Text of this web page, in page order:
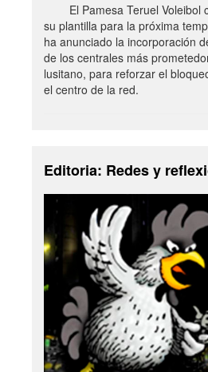
El Pamesa Teruel Voleibol
su plantilla para la próxima
ha anunciado la incorporación
de los centrales más
lusitano, para reforzar el
el centro de la red.
Editoria: Redes y